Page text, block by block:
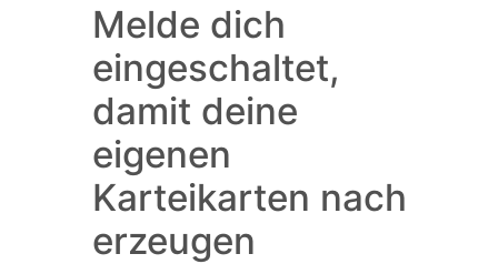
Melde dich
eingeschaltet,
damit deine
eigenen
Karteikarten nach
erzeugen